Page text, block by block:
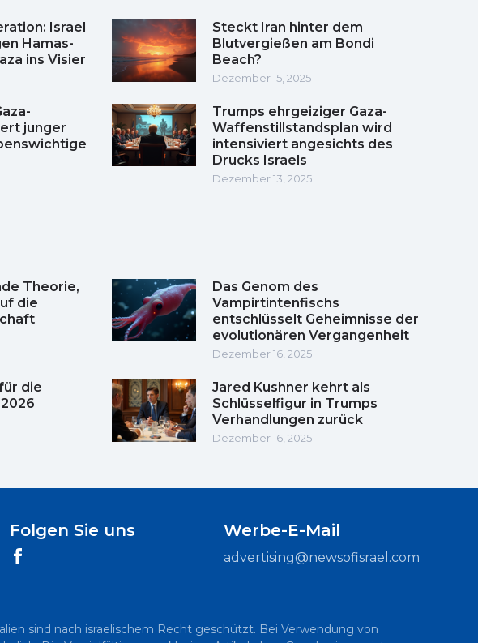
Israel
Hamas-
ins Visier
Steckt Iran hinter dem
Blutvergießen am Bondi
Beach?
Dezember 15, 2025
junger
Trumps ehrgeiziger Gaza-
Waffenstillstandsplan wird
intensiviert angesichts des
Drucks Israels
Dezember 13, 2025
Theorie,
die
Das Genom des
Vampirtintenfischs
entschlüsselt Geheimnisse der
evolutionären Vergangenheit
Dezember 16, 2025
die
Jared Kushner kehrt als
Schlüsselfigur in Trumps
Verhandlungen zurück
Dezember 16, 2025
Folgen Sie uns Werbe-E-Mail
advertising@newsofisrael.com
sind nach israelischem Recht geschützt. Bei Verwendung von